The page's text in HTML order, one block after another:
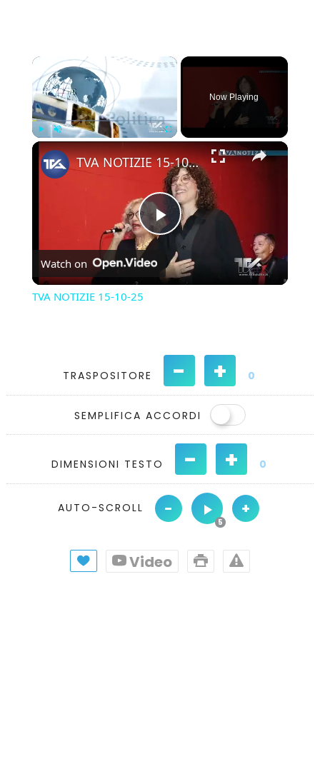
×
Play Unmute
Now Playing
×
Play
Video
TVA NOTIZIE 15-10-25
Watch on
TVA NOTIZIE 15-10-25
TRASPOSITORE - + 0
SEMPLIFICA ACCORDI
DIMENSIONI TESTO - + 0
AUTO-SCROLL - +
Video